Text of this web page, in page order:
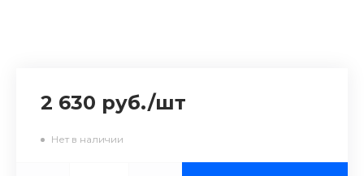
2 630 руб./шт
Нет в наличии